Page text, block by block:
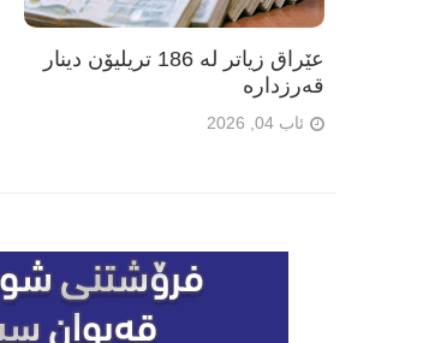
عێراق زیاتر لە 186 تریلیۆن دینار
قەرزدارە
ئاب 04, 2026